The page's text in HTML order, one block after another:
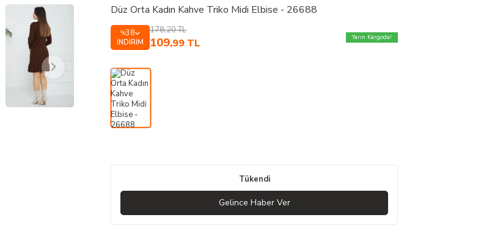
Düz Orta Kadın Kahve Triko Midi Elbise - 26688
%38
İNDIRIM
178,20TL
109,99 TL Yarın Kargoda!
Tükendi
Gelince Haber Ver